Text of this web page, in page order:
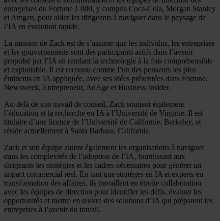
entreprises du Fortune 1 000, y compris Coca-Cola, Morgan Stanley
et Amgen, pour aider les dirigeants à naviguer dans le paysage de
l’IA en évolution rapide.
La mission de Zack est de s’assurer que les individus, les entreprises
et les gouvernements sont des participants actifs dans l’avenir
propulsé par l’IA en rendant la technologie à la fois compréhensible
et exploitable. Il est reconnu comme l’un des penseurs les plus
éminents en IA appliquée, avec ses idées présentées dans Fortune,
Newsweek, Entrepreneur, AdAge et Business Insider.
Au-delà de son travail de conseil, Zack soutient également
l’éducation et la recherche en IA à l’Université de Virginie. Il est
titulaire d’une licence de l’Université de Californie, Berkeley, et
réside actuellement à Santa Barbara, Californie.
Zack et son équipe aident également les organisations à naviguer
dans les complexités de l’adoption de l’IA, fournissant aux
dirigeants les stratégies et les cadres nécessaires pour générer un
impact commercial réel. En tant que stratèges en IA et experts en
transformation des affaires, ils travaillent en étroite collaboration
avec les équipes de direction pour identifier les défis, évaluer les
opportunités et mettre en œuvre des solutions d’IA qui préparent les
entreprises à l’avenir du travail.